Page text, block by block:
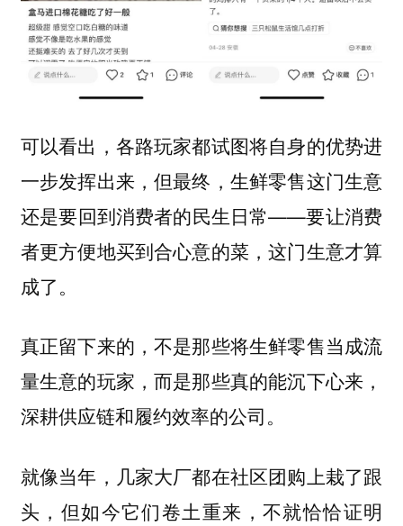
可以看出，各路玩家都试图将自身的优势进
一步发挥出来，但最终，生鲜零售这门生意
还是要回到消费者的民生日常——要让消费
者更方便地买到合心意的菜，这门生意才算
成了。
真正留下来的，不是那些将生鲜零售当成流
量生意的玩家，而是那些真的能沉下心来，
深耕供应链和履约效率的公司。
就像当年，几家大厂都在社区团购上栽了跟
头，但如今它们卷土重来，不就恰恰证明